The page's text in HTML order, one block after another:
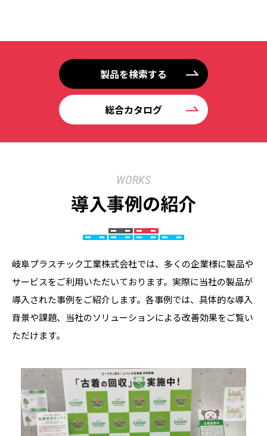
製品を検索する
総合カタログ
WORKS
導入事例の紹介
岐阜プラスチック工業株式会社では、多くの企業様に製品や
サービスをご利用いただいております。実際に当社の製品が
導入された事例をご紹介します。各事例では、具体的な導入
背景や課題、当社のソリューションによる改善効果をご覧い
ただけます。